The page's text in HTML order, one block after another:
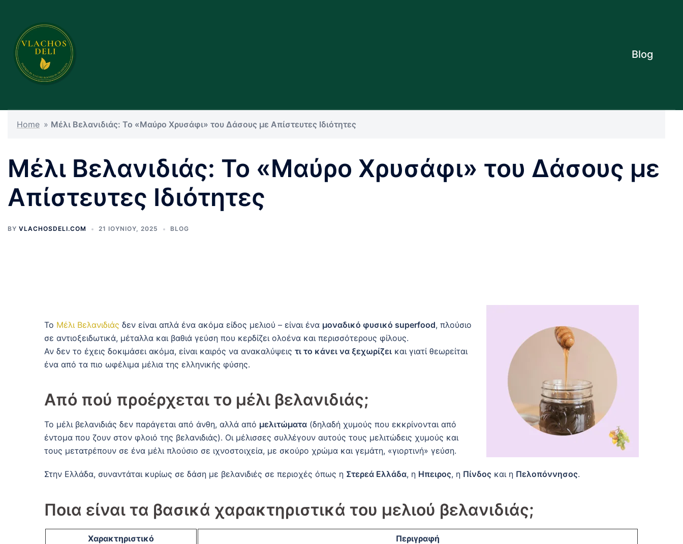
content
Blog
Home » Μέλι Βελανιδιάς: Το «Μαύρο Χρυσάφι» του Δάσους με Απίστευτες Ιδιότητες
Μέλι Βελανιδιάς: Το «Μαύρο Χρυσάφι» του Δάσους με
Απίστευτες Ιδιότητες
BY VLACHOSDELI.COM 21 ΙΟΥΝΊΟΥ, 2025 BLOG
Το Μέλι Βελανιδιάς δεν είναι απλά ένα ακόμα είδος μελιού – είναι ένα μοναδικό φυσικό superfood, πλούσιο
σε αντιοξειδωτικά, μέταλλα και βαθιά γεύση που κερδίζει ολοένα και περισσότερους φίλους.
Αν δεν το έχεις δοκιμάσει ακόμα, είναι καιρός να ανακαλύψεις τι το κάνει να ξεχωρίζει και γιατί θεωρείται
ένα από τα πιο ωφέλιμα μέλια της ελληνικής φύσης.
Από πού προέρχεται το μέλι βελανιδιάς;
Το μέλι βελανιδιάς δεν παράγεται από άνθη, αλλά από μελιτώματα (δηλαδή χυμούς που εκκρίνονται από
έντομα που ζουν στον φλοιό της βελανιδιάς). Οι μέλισσες συλλέγουν αυτούς τους μελιτώδεις χυμούς και
τους μετατρέπουν σε ένα μέλι πλούσιο σε ιχνοστοιχεία, με σκούρο χρώμα και γεμάτη, «γιορτινή» γεύση.
Στην Ελλάδα, συναντάται κυρίως σε δάση με βελανιδιές σε περιοχές όπως η Στερεά Ελλάδα, η Ηπειρος, η Πίνδος και η Πελοπόννησος.
Ποια είναι τα βασικά χαρακτηριστικά του μελιού βελανιδιάς;
Χαρακτηριστικό
Περιγραφή